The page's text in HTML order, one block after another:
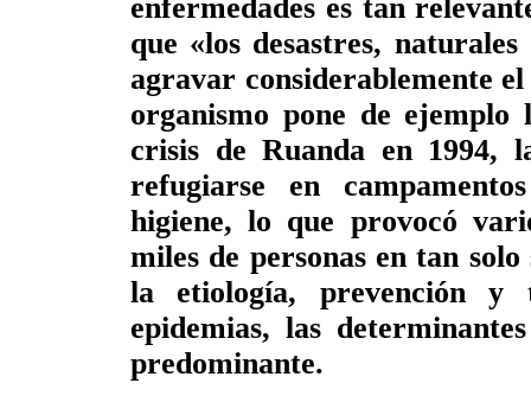
enfermedades es tan
que «los desastres,
agravar considerablemente
organismo pone de
crisis de Ruanda en 1994,
refugiarse en
higiene, lo que provocó
miles de personas en tan
la etiología, prevención
epidemias, las
predominante.